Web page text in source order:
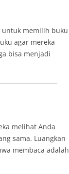
untuk memilih buku
agar mereka
bisa menjadi
melihat Anda
sama. Luangkan
membaca adalah